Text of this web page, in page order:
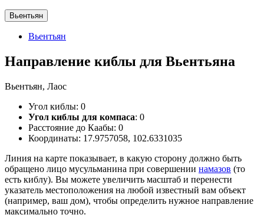
Вьентьян
Вьентьян
Направление киблы для Вьентьяна
Вьентьян, Лаос
Угол киблы: 0
Угол киблы для компаса: 0
Расстояние до Каабы: 0
Координаты: 17.9757058, 102.6331035
Линия на карте показывает, в какую сторону должно быть
обращено лицо мусульманина при совершении намазов (то
есть киблу). Вы можете увеличить масштаб и перенести
указатель местоположения на любой известный вам объект
(например, ваш дом), чтобы определить нужное направление
максимально точно.